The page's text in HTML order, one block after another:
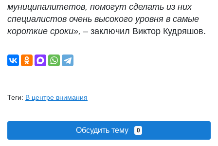
муниципалитетов, помогут сделать из них
специалистов очень высокого уровня в самые
короткие сроки», – заключил Виктор Кудряшов.
Теги: В центре внимания
Обсудить тему 0